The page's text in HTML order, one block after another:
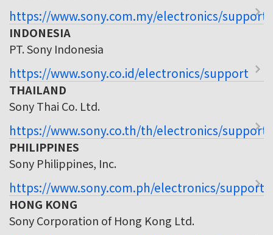
https://www.sony.com.my/electronics/support
INDONESIA
PT. Sony Indonesia
https://www.sony.co.id/electronics/support
THAILAND
Sony Thai Co. Ltd.
https://www.sony.co.th/th/electronics/support
PHILIPPINES
Sony Philippines, Inc.
https://www.sony.com.ph/electronics/support
HONG KONG
Sony Corporation of Hong Kong Ltd.